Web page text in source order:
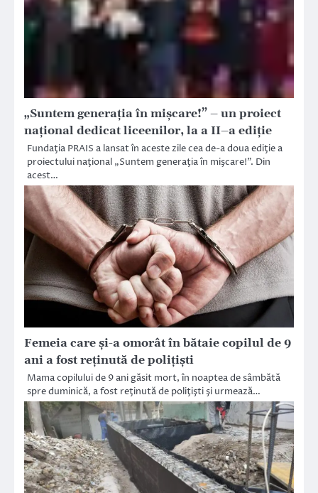
„Suntem generaţia în mişcare!” – un proiect
naţional dedicat liceenilor, la a II–a ediţie
Fundaţia PRAIS a lansat în aceste zile cea de-a doua ediţie a
proiectului naţional „Suntem generaţia în mişcare!”. Din
acest…
Femeia care și-a omorât în bătaie copilul de 9
ani a fost reținută de polițiști
Mama copilului de 9 ani găsit mort, în noaptea de sâmbătă
spre duminică, a fost reţinută de poliţişti şi urmează…